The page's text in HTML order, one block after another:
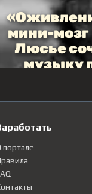
портале